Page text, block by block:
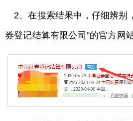
2、在搜索结果中，仔细辨别
券登记结算有限公司”的官方网站